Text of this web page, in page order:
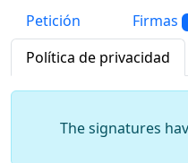
Petición Firmas
Política de privacidad
The signatures